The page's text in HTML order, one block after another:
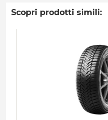
Scopri prodotti simili: